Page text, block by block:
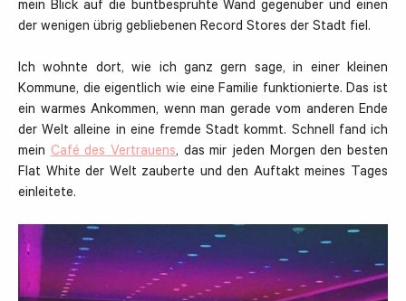
mein Blick auf die buntbesprühte Wand gegenüber und einen
der wenigen übrig gebliebenen Record Stores der Stadt fiel.
Ich wohnte dort, wie ich ganz gern sage, in einer kleinen
Kommune, die eigentlich wie eine Familie funktionierte. Das ist
ein warmes Ankommen, wenn man gerade vom anderen Ende
der Welt alleine in eine fremde Stadt kommt. Schnell fand ich
meinCafé des Vertrauens, das mir jeden Morgen den besten
Flat White der Welt zauberte und den Auftakt meines Tages
einleitete.